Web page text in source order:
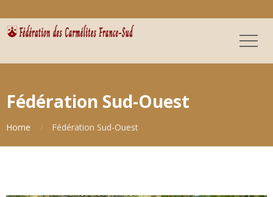
Fédération Sud-Ouest
Home Fédération Sud-Ouest